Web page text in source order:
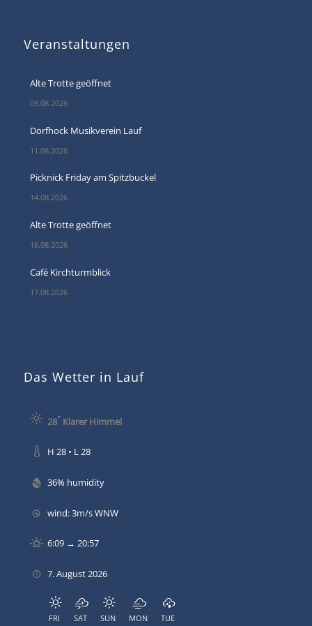
Veranstaltungen
Alte Trotte geöffnet
09.08.2026
Dorfhock Musikverein Lauf
11.08.2026
Picknick Friday am Spitzbuckel
14.08.2026
Alte Trotte geöffnet
16.08.2026
Café Kirchturmblick
17.08.2026
Das Wetter in Lauf
28°Klarer Himmel
H 28 • L 28
36% humidity
wind: 3m/s WNW
6:09 → 20:57
7. August 2026
FRI SAT SUN MON TUE